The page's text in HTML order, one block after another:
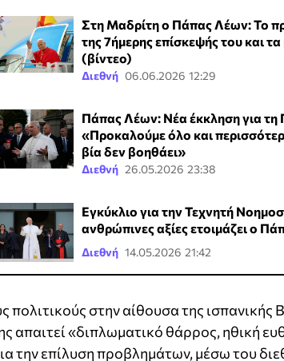
Στη Μαδρίτη ο Πάπας Λέων: Το
της 7ήμερης επίσκεψής του και
(βίντεο)
Διεθνή 06.06.2026 12:29
Πάπας Λέων: Νέα έκκληση για τη
«Προκαλούμε όλο και
βία δεν βοηθάει»
Διεθνή 26.05.2026 23:38
Εγκύκλιο για την Τεχνητή
ανθρώπινες αξίες ετοιμάζει ο
Διεθνή 14.05.2026 21:42
πολιτικούς στην αίθουσα της ισπανικής
απαιτεί «διπλωματικό θάρρος, ηθική
την επίλυση προβλημάτων, μέσω του